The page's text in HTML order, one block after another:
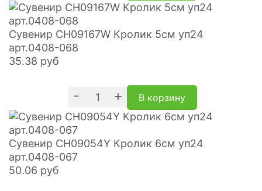
Сувенир CH09167W Кролик 5см уп24
арт.0408-068
35.38 руб
- + В корзину
Сувенир CH09054Y Кролик 6см уп24
арт.0408-067
50.06 руб